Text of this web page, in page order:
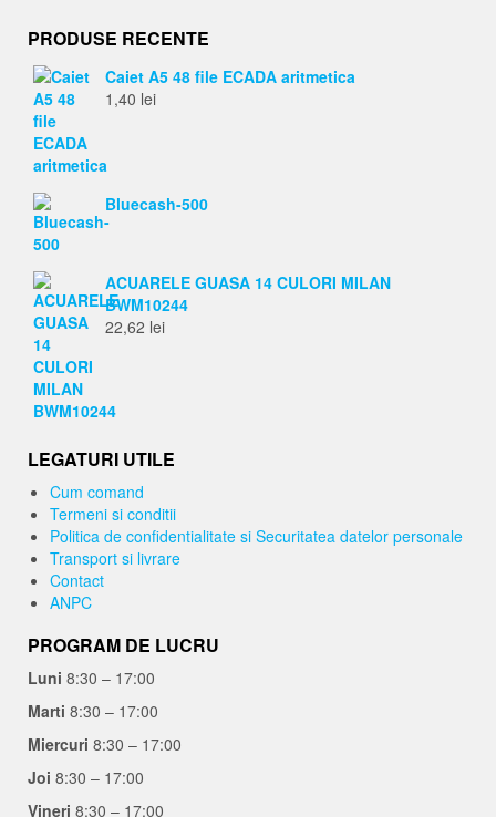
PRODUSE RECENTE
Caiet A5 48 file ECADA aritmetica
1,40 lei
Bluecash-500
ACUARELE GUASA 14 CULORI MILAN
BWM10244
22,62 lei
LEGATURI UTILE
Cum comand
Termeni si conditii
Politica de confidentialitate si Securitatea datelor personale
Transport si livrare
Contact
ANPC
PROGRAM DE LUCRU
Luni 8:30 – 17:00
Marti 8:30 – 17:00
Miercuri 8:30 – 17:00
Joi 8:30 – 17:00
Vineri 8:30 – 17:00